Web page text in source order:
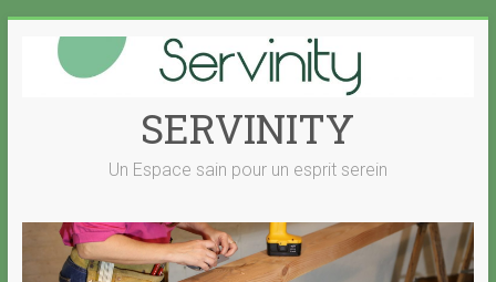
content
SERVINITY
Un Espace sain pour un esprit serein